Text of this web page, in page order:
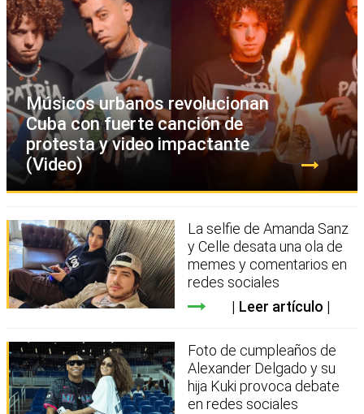
Músicos urbanos revolucionan
Cuba con fuerte canción de
protesta y video impactante
(Video)
La selfie de Amanda Sanz
y Celle desata una ola de
memes y comentarios en
redes sociales
Leer artículo
Foto de cumpleaños de
Alexander Delgado y su
hija Kuki provoca debate
en redes sociales